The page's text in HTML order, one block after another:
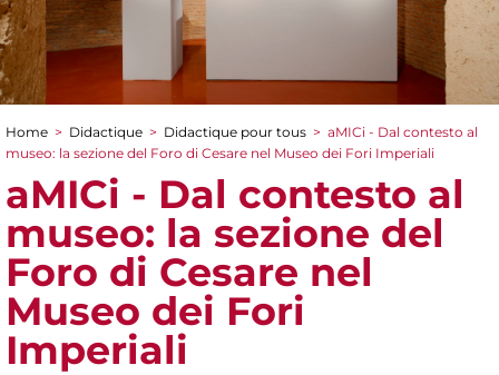
You are here
Home > Didactique > Didactique pour tous > aMICi - Dal contesto al
museo: la sezione del Foro di Cesare nel Museo dei Fori Imperiali
aMICi - Dal contesto al
museo: la sezione del
Foro di Cesare nel
Museo dei Fori
Imperiali